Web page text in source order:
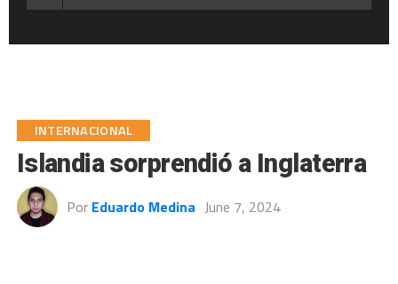
INTERNACIONAL
Islandia sorprendió a Inglaterra
Por Eduardo Medina June 7, 2024